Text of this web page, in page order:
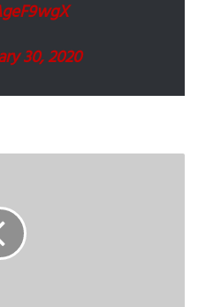
30, 2020